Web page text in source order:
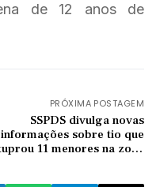
de 12 anos de
PRÓXIMA POSTAGEM
SSPDS divulga novas
informações sobre tio que
11 menores na zona